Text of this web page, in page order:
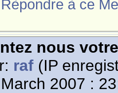
Rèpondre à ce
nous
raf (IP
2007 :